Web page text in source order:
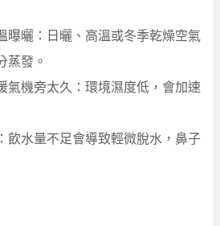
曝曬：日曬、高溫或冬季乾燥空氣
蒸發。
氣機旁太久：環境濕度低，會加速
飲水量不足會導致輕微脫水，鼻子